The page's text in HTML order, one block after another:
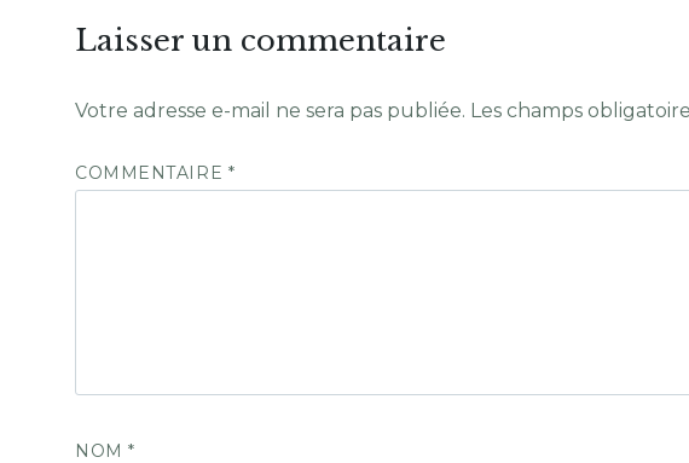
Laisser un commentaire
Votre adresse e-mail ne sera pas publiée. Les champs
COMMENTAIRE *
NOM*